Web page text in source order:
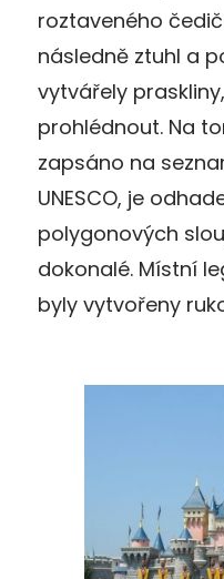
roztaveného
následně ztuhl a
vytvářely
prohlédnout. Na
zapsáno na
UNESCO, je
polygonových
dokonalé. Místní
byly vytvořeny